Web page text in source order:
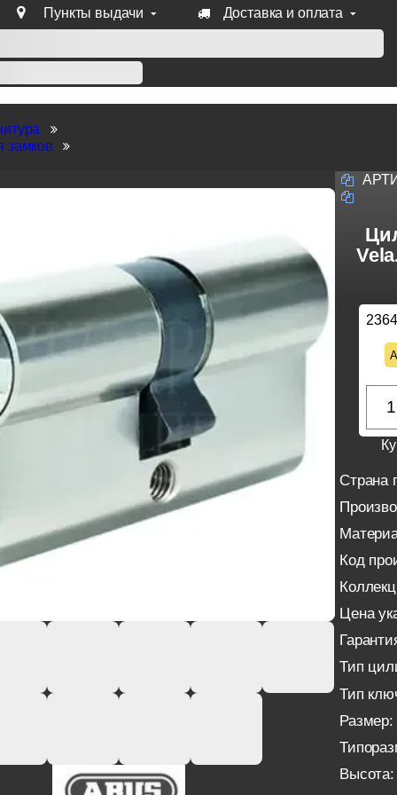
Пункты выдачи Доставка и оплата
замков
Страна
Код
Цена
Тип
Тип
Размер:
Высота: